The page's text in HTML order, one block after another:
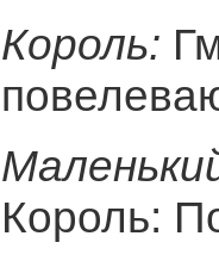
Король:
Король: